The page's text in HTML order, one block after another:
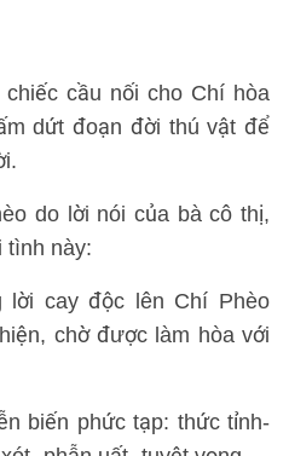
cầu nối cho Chí hòa
dứt đoạn đời thú vật để
do lời nói của bà cô thị,
tình này:
lời cay độc lên Chí Phèo
chờ được làm hòa với
biến phức tạp: thức tỉnh-